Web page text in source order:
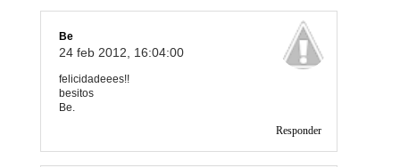
Be
24 feb 2012, 16:04:00
felicidadeees!!
besitos
Be.
Responder